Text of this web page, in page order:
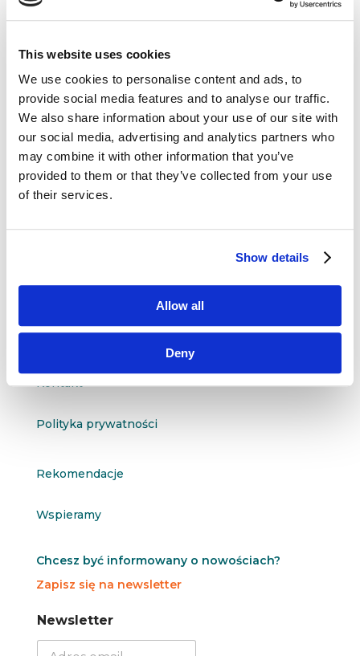
This website uses cookies
We use cookies to personalise content and ads, to
provide social media features and to analyse our traffic.
We also share information about your use of our site with
our social media, advertising and analytics partners who
may combine it with other information that you’ve
provided to them or that they’ve collected from your use
of their services.
Show details
Allow all
Deny
i technologiczne, a także w jaki sposób możemy
Dane kontaktowe

questus
91-811 Łódź
 questus@questus.pl
Kontakt
Polityka prywatności
Rekomendacje
Wspieramy
Chcesz być informowany o nowościach?
Zapisz się na newsletter
N
N
Newsletter